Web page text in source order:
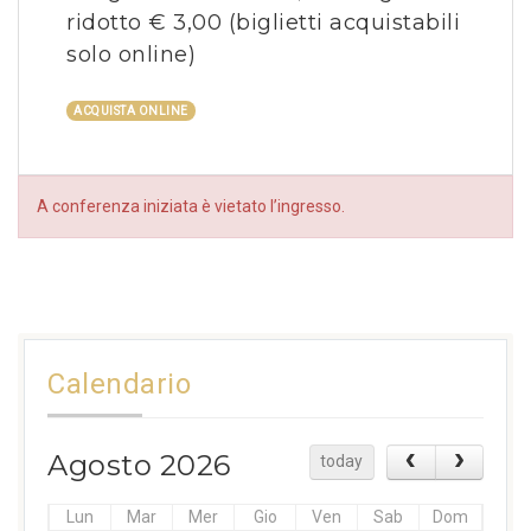
ridotto € 3,00 (biglietti acquistabili
solo online)
ACQUISTA ONLINE
A conferenza iniziata è vietato l’ingresso.
Calendario
Agosto 2026 today
Lun Mar Mer Gio Ven Sab
Dom